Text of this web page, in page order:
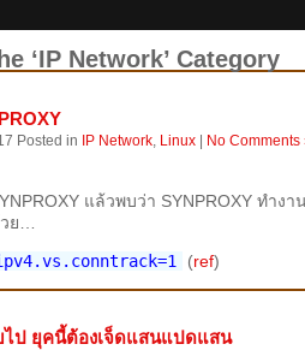
‘IP Network’ Category
Posted in IP Network Linux | No Comments
แล้วพบว่า SYNPROXY ทำง
ย…
(ref)
ไป ยุคนี้ต้องเจ็ดแสนแปดแสน